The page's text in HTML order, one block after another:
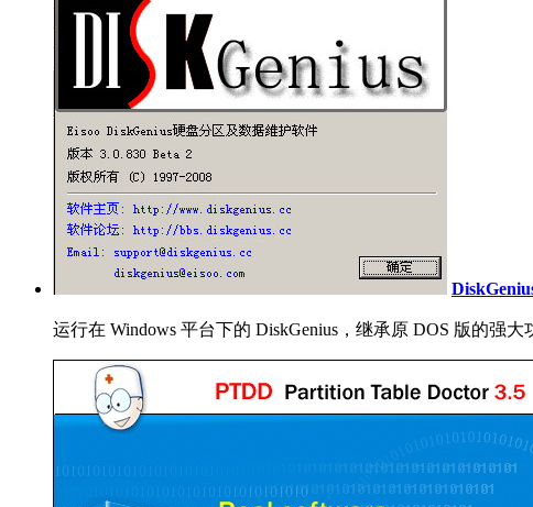
运行在 Windows 平台下的 DiskGenius，继承原 DOS 版的强